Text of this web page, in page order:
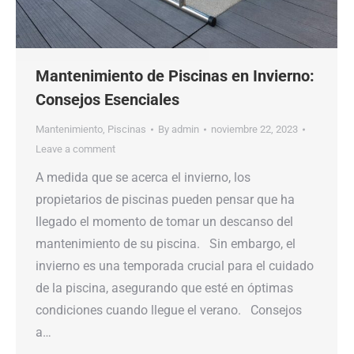
Mantenimiento de Piscinas en Invierno:
Consejos Esenciales
Mantenimiento, Piscinas By admin
noviembre 22, 2023
Leave a comment
A medida que se acerca el invierno, los
propietarios de piscinas pueden pensar que ha
llegado el momento de tomar un descanso del
mantenimiento de su piscina. Sin embargo, el
invierno es una temporada crucial para el cuidado
de la piscina, asegurando que esté en óptimas
condiciones cuando llegue el verano. Consejos
a…